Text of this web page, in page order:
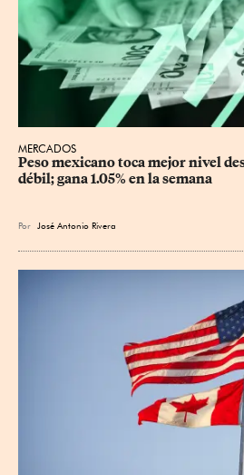
MERCADOS
Peso mexicano toca mejor nivel
débil; gana 1.05% en la semana
Por José Antonio Rivera